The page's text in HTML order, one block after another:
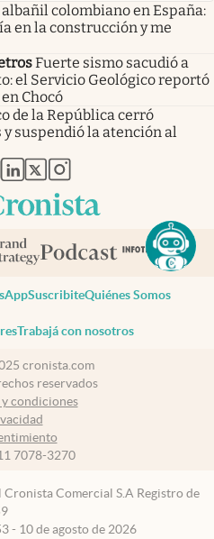
colombiano en España:
en la construcción y me
Fuerte sismo sacudió a
el Servicio Geológico reportó
Chocó
de la República cerró
suspendió la atención al
en nueva pestaña
abre en nueva pestaña
abre en nueva pestaña
abre en nueva pestaña
abre en nueva pestaña
SuscribiteQuiénes Somos
Trabajá con nosotros
cronista.com
reservados
condiciones
7078-3270
Cronista Comercial S.A Registro de
- 10 de agosto de 2026